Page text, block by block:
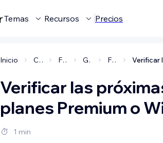
Temas Recursos Precios
Inicio Cuenta y facturación Facturación y suscripciones premium Gestionar tus suscripciones Facturación de planes Premium
Verificar las
planes Premium o
1 min